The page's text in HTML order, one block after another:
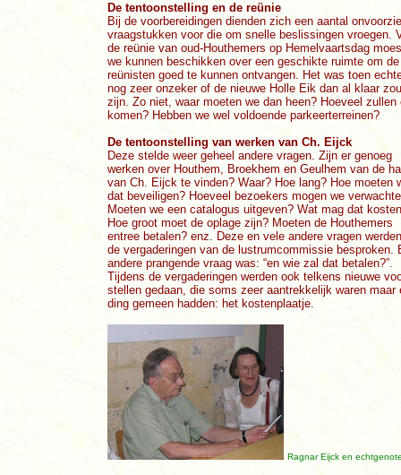
De tentoonstelling en de reünie
Bij de voorbereidingen dienden zich een aantal
vraagstukken voor die om snelle beslissingen vroegen.
de reünie van oud-Houthemers op Hemelvaartsdag
we kunnen beschikken over een geschikte ruimte om de
reünisten goed te kunnen ontvangen. Het was toen
nog zeer onzeker of de nieuwe Holle Eik dan al klaar zou
zijn. Zo niet, waar moeten we dan heen? Hoeveel zullen
komen? Hebben we wel voldoende parkeerterreinen?
De tentoonstelling van werken van Ch. Eijck
Deze stelde weer geheel andere vragen. Zijn er genoeg
werken over Houthem, Broekhem en Geulhem van de
van Ch. Eijck te vinden? Waar? Hoe lang? Hoe moeten
dat beveiligen? Hoeveel bezoekers mogen we
Moeten we een catalogus uitgeven? Wat mag dat
Hoe groot moet de oplage zijn? Moeten de Houthemers
entree betalen? enz. Deze en vele andere vragen
de vergaderingen van de lustrumcommissie besproken.
andere prangende vraag was: “en wie zal dat betalen?”.
Tijdens de vergaderingen werden ook telkens nieuwe
stellen gedaan, die soms zeer aantrekkelijk waren maar
ding gemeen hadden: het kostenplaatje.
Ragnar Eijck en